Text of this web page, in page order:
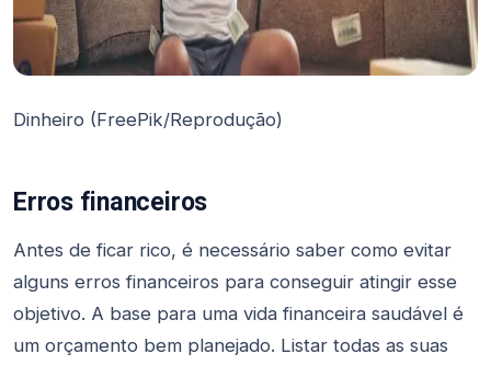
Dinheiro (FreePik/Reprodução)
Erros financeiros
Antes de ficar rico, é necessário saber como evitar
alguns erros financeiros para conseguir atingir esse
objetivo. A base para uma vida financeira saudável é
um orçamento bem planejado. Listar todas as suas